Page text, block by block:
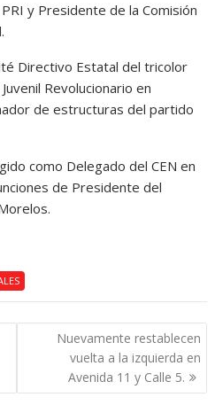
y Presidente de la Comisión
Directivo Estatal del tricolor
Revolucionario en
de estructuras del partido
como Delegado del CEN en
de Presidente del
Nuevamente restablecen
vuelta a la izquierda en
Avenida 11 y Calle 5.